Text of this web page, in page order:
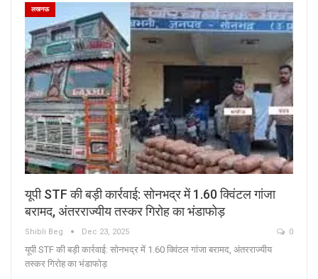
लखनऊ
यूपी STF की बड़ी कार्रवाई: सोनभद्र में 1.60 क्विंटल गांजा
बरामद, अंतरराज्यीय तस्कर गिरोह का भंडाफोड़
Shibli Beg Dec 23, 2025 0
यूपी STF की बड़ी कार्रवाई: सोनभद्र में 1.60 क्विंटल गांजा बरामद, अंतरराज्यीय
तस्कर गिरोह का भंडाफोड़